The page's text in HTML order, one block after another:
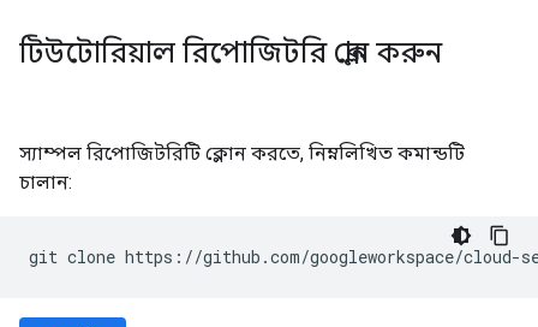
টিউটোরিয়াল রিপোজিটরি ক্লোন করুন
স্যাম্পল রিপোজিটরিটি ক্লোন করতে, নিম্নলিখিত কমান্ডটি
চালান: